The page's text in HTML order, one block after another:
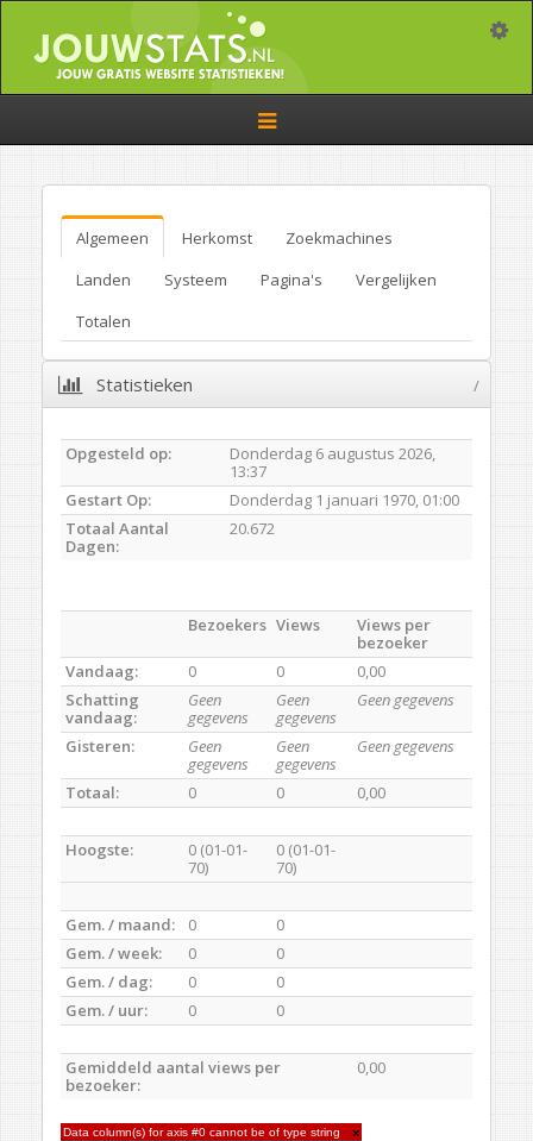
Toggle
navigation
Algemeen Herkomst
Zoekmachines
Landen
Systeem Pagina's
Vergelijken
Totalen
Statistieken /
Opgesteld op:
Donderdag 6 augustus 2026,
13:37
Gestart Op:
Donderdag 1 januari 1970, 01:00
Totaal Aantal
Dagen:
20.672
Bezoekers Views
Views per
bezoeker
Vandaag:
0 0
0,00
Schatting
vandaag:
Geen
gegevens
Geen
gegevens
Geen gegevens
Gisteren:
Geen
gegevens
Geen
gegevens
Geen gegevens
Totaal: 0 0 0,00
Hoogste:
0 (01-01-
70)
0 (01-01-
70)
Gem. / maand: 0
0
Gem. / week:
0
0
Gem. / dag:
0
0
Gem. / uur:
0 0
Gemiddeld aantal views per
bezoeker:
0,00
Data column(s) for axis #0 cannot be of type string ×